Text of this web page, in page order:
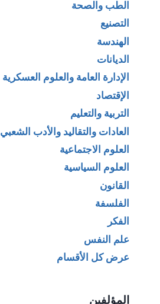
الطب والصحة
التصنيع
الهندسة
الديانات
الإدارة العامة والعلوم العسكرية
الإقتصاد
التربية والتعليم
العادات والتقاليد والأدب الشعبي
العلوم الاجتماعية
العلوم السياسية
القانون
الفلسفة
الفكر
علم النفس
عرض كل الأقسام
المؤلفين